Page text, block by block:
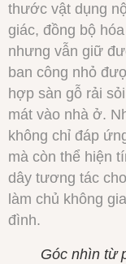
thước vật dụng
giác, đồng bộ
nhưng vẫn giữ
ban công nhỏ
hợp sàn gỗ rải
mát vào nhà ở.
không chỉ đáp
mà còn thể hiện
dây tương tác
làm chủ không
đình.
Góc nhìn từ